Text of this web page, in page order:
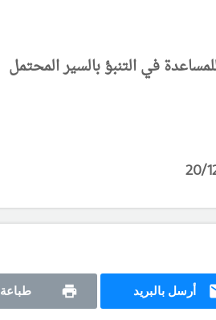
في التنبؤ بالسير المحتمل
أرسل بالبريد طباعة